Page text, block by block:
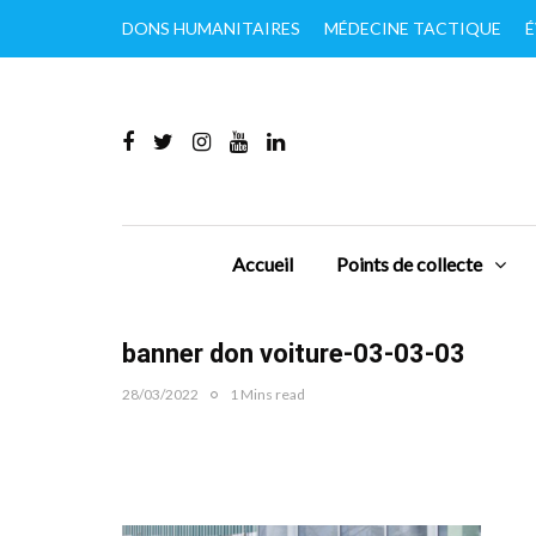
DONS HUMANITAIRES MÉDECINE TACTIQUE
Accueil Points de collecte
banner don voiture-03-03-03
28/03/2022 1 Mins read